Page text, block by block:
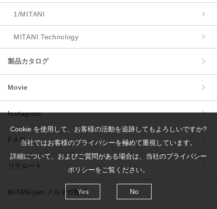
1/MITANI
MITANI Technology
製品カタログ
Movie
Instagram
F A Q
リクルート
MiTANi jam メルマガ登録
Cookie を使用して、お客様の活動を追跡してもよろしいですか?
当社ではお客様のプライバシーを極めて重視しています。
詳細について、およびご質問がある場合は、当社のプライバシー
ポリシーをご覧ください。
Yes No